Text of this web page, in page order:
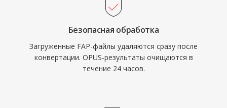
Безопасная обработка
Загруженные FAP-файлы удаляются сразу после
конвертации. OPUS-результаты очищаются в
течение 24 часов.